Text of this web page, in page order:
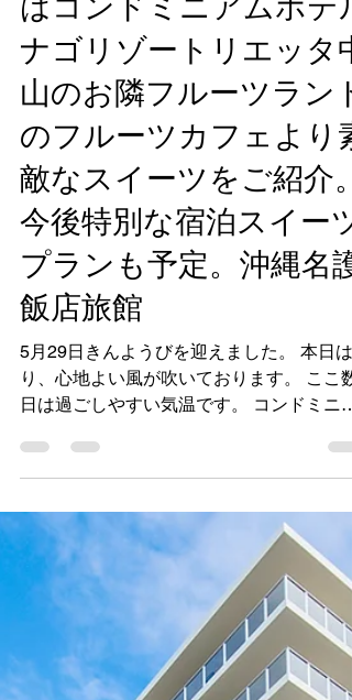
週末のきんようび、本日
はコンドミニアムホテル
ナゴリゾートリエッタ中
山のお隣フルーツランド
のフルーツカフェより素
敵なスイーツをご紹介。
今後特別な宿泊スイーツ
プランも予定。沖縄名護
飯店旅館
り、心地よい風が吹いております。 ここ数
日は過ごしやすい気温です。 コンドミニア
ムホテル名護リゾートリエッタ中山のお隣
施設 沖縄フルーツランドには、フルーツカ
フェという スイーツのお店があります。...